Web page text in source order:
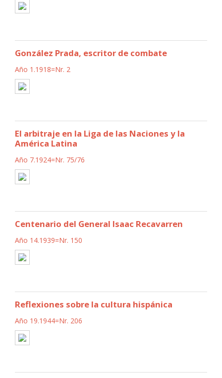
González Prada, escritor de combate
Año 1.1918=Nr. 2
El arbitraje en la Liga de las Naciones y la
América Latina
Año 7.1924=Nr. 75/76
Centenario del General Isaac Recavarren
Año 14.1939=Nr. 150
Reflexiones sobre la cultura hispánica
Año 19.1944=Nr. 206